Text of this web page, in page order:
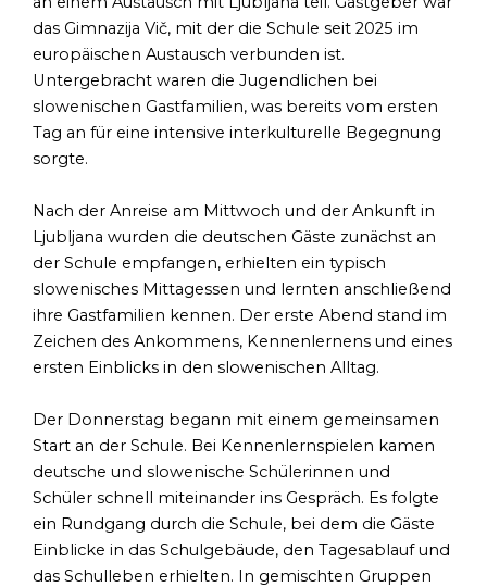
das Gimnazija Vič, mit der die Schule seit 2025 im
europäischen Austausch verbunden ist.
Untergebracht waren die Jugendlichen bei
slowenischen Gastfamilien, was bereits vom ersten
Tag an für eine intensive interkulturelle Begegnung
sorgte.
Nach der Anreise am Mittwoch und der Ankunft in
Ljubljana wurden die deutschen Gäste zunächst an
der Schule empfangen, erhielten ein typisch
slowenisches Mittagessen und lernten anschließend
ihre Gastfamilien kennen. Der erste Abend stand im
Zeichen des Ankommens, Kennenlernens und eines
ersten Einblicks in den slowenischen Alltag.
Der Donnerstag begann mit einem gemeinsamen
Start an der Schule. Bei Kennenlernspielen kamen
deutsche und slowenische Schülerinnen und
Schüler schnell miteinander ins Gespräch. Es folgte
ein Rundgang durch die Schule, bei dem die Gäste
Einblicke in das Schulgebäude, den Tagesablauf und
das Schulleben erhielten. In gemischten Gruppen